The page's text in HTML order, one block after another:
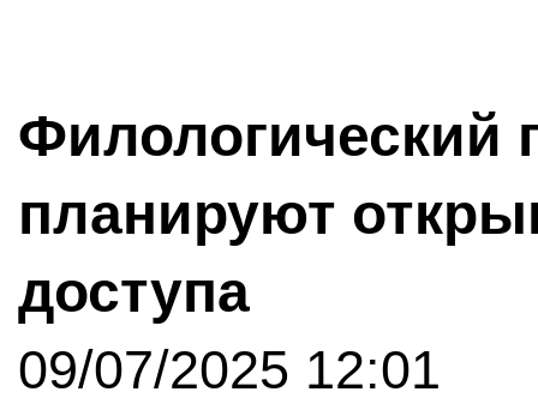
Филологический
планируют
доступа
09/07/2025 12:01